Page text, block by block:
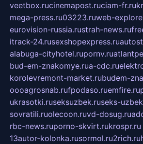
veetbox.rucinemapost.ruciam-fr.ru
mega-press.ru03223.ruweb-
eurovision-russia.rustrah-news.ru
itrack-24.rusexshopexpress.ru
alabuga-cityhotel.rupornv.ru
bud-em-znakomye.rua-cdc.ru
korolevremont-market.rubudem-
oooagrosnab.rufpodaso.ruemfire.ru
ukrasotki.ruseksuzbek.ruseks-
sovratili.ruolecoon.ruvd-dosug.ru
rbc-news.ruporno-skvirt.rukrospr.ru
13autor-kolonka.rusormol.ru2rich.ru